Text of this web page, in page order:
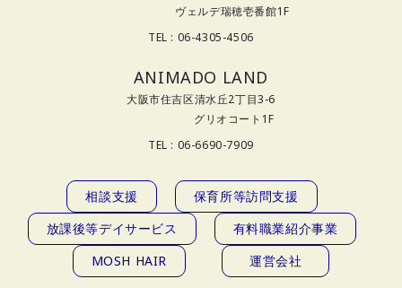
ヴェルデ瑞穂壱番館1F
TEL : 06-4305-4506
ANIMADO LAND
大阪市住吉区清水丘2丁目3-6
グリオコート1F
TEL : 06-6690-7909
相談支援
保育所等訪問支援
放課後等デイサービス
有料職業紹介事業
MOSH HAIR
運営会社